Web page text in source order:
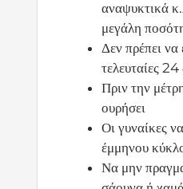
αναψυκτικά
μεγάλη
Δεν πρέπει να
τελευταίες
Πριν την
ουρήσει
Οι γυναίκες
έμμηνου
Να μην